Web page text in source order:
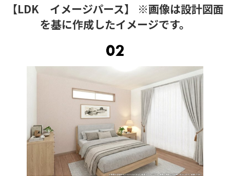
【LDK イメージパース】 ※画像は設計図面
を基に作成したイメージです。